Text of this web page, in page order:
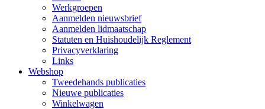
Werkgroepen
Aanmelden nieuwsbrief
Aanmelden lidmaatschap
Statuten en Huishoudelijk Reglement
Privacyverklaring
Links
Webshop
Tweedehands publicaties
Nieuwe publicaties
Winkelwagen